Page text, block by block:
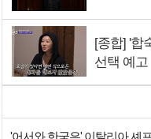
[종합] '합
선택 예고
'어서와 한국은' 이탈리아 셰